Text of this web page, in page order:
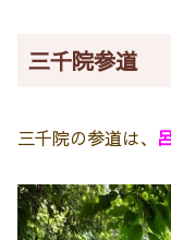
三千院参道
三千院の参道は、